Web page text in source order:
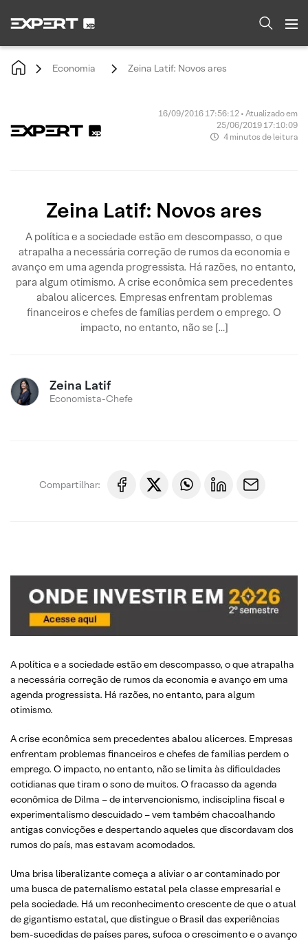
Economia Zeina Latif: Novos ares
16/09/2016 17:56:12 • Atualizado em
25/06/2019 17:10:09
4 minutos de leitura
Zeina Latif: Novos ares
A política e a sociedade estão em descompasso, o que
atrapalha a necessária correção de rumos da economia e
avanço em uma agenda progressista. Há razões, no entanto,
para algum otimismo. A crise econômica sem precedentes
abalou alicerces. Empresas enfrentam problemas
financeiros e chefes de famílias perdem o emprego. O
impacto, no entanto, não se […]
Zeina Latif
Economista-Chefe
Compartilhar:
A política e a sociedade estão em descompasso, o que atrapalha
a necessária correção de rumos da economia e avanço em uma
agenda progressista. Há razões, no entanto, para algum
otimismo.
A crise econômica sem precedentes abalou alicerces. Empresas
enfrentam problemas financeiros e chefes de famílias perdem o
emprego. O impacto, no entanto, não se limita às dificuldades
cotidianas que tiram o sono de muitos. O fracasso da agenda
econômica de Dilma – de intervencionismo, indisciplina fiscal e
experimentalismo descuidado – vem também chacoalhando
antigas convicções e despertando aqueles que discordavam dos
rumos do país, mas estavam acomodados.
Uma brisa liberalizante começa a aliviar o ar contaminado por
uma busca de paternalismo estatal pela classe empresarial e
pela sociedade. Há um reconhecimento crescente de que o atual
de gigantismo estatal, que distingue o Brasil das experiências
bem-sucedidas de países pares, sufoca o crescimento e o avanço